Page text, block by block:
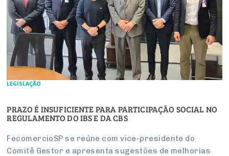
LEGISLAÇÃO
PRAZO É INSUFICIENTE PARA PARTICIPAÇÃO SOCIAL NO
REGULAMENTO DO IBS E DA CBS
FecomercioSP se reúne com vice-presidente do
Comitê Gestor e apresenta sugestões de melhorias